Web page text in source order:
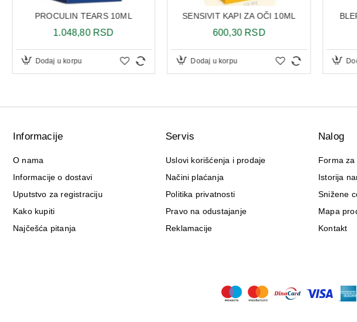
PROCULIN TEARS 10ML
1.048,80 RSD
Dodaj u korpu
SENSIVIT KAPI ZA OČI 10ML
600,30 RSD
Dodaj u korpu
Informacije
O nama
Informacije o dostavi
Uputstvo za registraciju
Kako kupiti
Najčešća pitanja
Servis
Uslovi korišćenja i prodaje
Načini plaćanja
Politika privatnosti
Pravo na odustajanje
Reklamacije
Nalog
Forma
Istorija
Snižene
Mapa
Kontakt